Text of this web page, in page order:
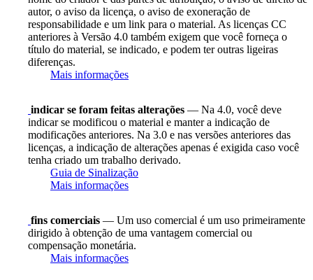
autor, o aviso da licença, o aviso de exoneração de
responsabilidade e um link para o material. As licenças CC
anteriores à Versão 4.0 também exigem que você forneça o
título do material, se indicado, e podem ter outras ligeiras
diferenças.
Mais informações
indicar se foram feitas alterações — Na 4.0, você deve
indicar se modificou o material e manter a indicação de
modificações anteriores. Na 3.0 e nas versões anteriores das
licenças, a indicação de alterações apenas é exigida caso você
tenha criado um trabalho derivado.
Guia de Sinalização
Mais informações
fins comerciais — Um uso comercial é um uso primeiramente
dirigido à obtenção de uma vantagem comercial ou
compensação monetária.
Mais informações